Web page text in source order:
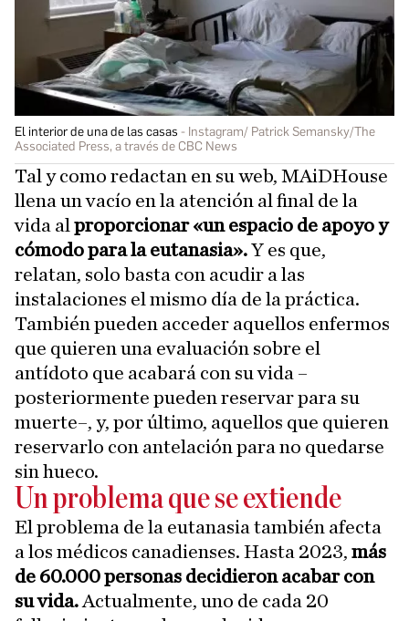
El interior de una de las casas
Instagram/ Patrick Semansky/The
Associated Press, a través de CBC News
Tal y como redactan en su web, MAiDHouse
llena un vacío en la atención al final de la
vida al proporcionar «un espacio de apoyo y
cómodo para la eutanasia».Y es que,
relatan, solo basta con acudir a las
instalaciones el mismo día de la práctica.
También pueden acceder aquellos enfermos
que quieren una evaluación sobre el
antídoto que acabará con su vida –
posteriormente pueden reservar para su
muerte–, y, por último, aquellos que quieren
reservarlo con antelación para no quedarse
sin hueco.
Un problema que se extiende
El problema de la eutanasia también afecta
a los médicos canadienses. Hasta 2023, más
de 60.000 personas decidieron acabar con
su vida. Actualmente, uno de cada 20